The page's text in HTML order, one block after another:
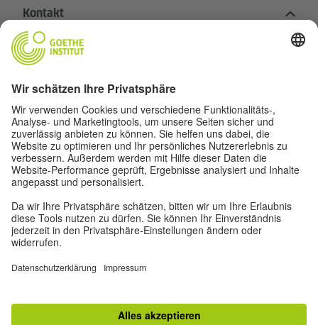
Kontakt
Goethe-Institut Zentrale
Oskar von Miller-Ring 18
80333 München
deutschstunde@goethe.de
Hilfreiche Links
Weitere Websites
Datenschutz und Barrierefreiheit